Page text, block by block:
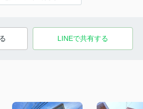
LINEで共有する